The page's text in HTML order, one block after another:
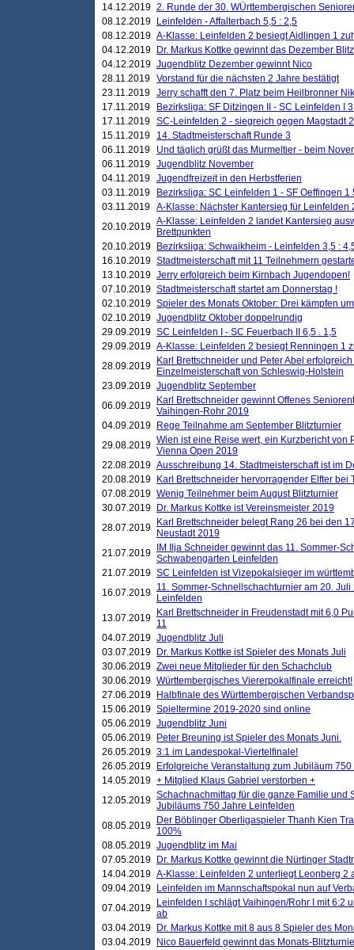
14.12.2019 2. Runde der 30. WÜrttembergischen
08.12.2019
Leinfelden - Affalterbach 5,5 : 2,5
08.12.2019 A-Klasse: Leinfelden 2 besiegt Aidlingen 1
04.12.2019
Dr. Markus Kottke gewinnt das Dezember
04.12.2019 Jugendblitz Dezember gewinnt Nico
28.11.2019 Vorstand für die nächsten 2 Jahre bestätigt
23.11.2019 Jerry schafft den 7. Platz beim Heilbronner
17.11.2019
Bezirksliga: SF Ditzingen II - SC Leinfelden I
17.11.2019 SC-Leinfelden 2 - siegreich gegen Magstadt 2
15.11.2019
14. Stadtmeisterschaft Runde 3
06.11.2019
Und täglich grüßt das Murmeltier - beim
06.11.2019 Jugendblitz November
04.11.2019 Jugendfreizeit in den Herbstferien
03.11.2019
Bezirksliga: SC Leinfelden 1 - SF Oeffingen 1
03.11.2019 A-Klasse: Nächster Kantersieg für Leinfelden
20.10.2019 A-Klasse: Leinfelden 2 landet Kantersieg
Brettpunkten
20.10.2019
Bezirksliga: Schwaikheim - Leinfelden 3,5 :
16.10.2019 Stadtmeisterschaft mit 11 Teilnehmern
13.10.2019 Jerry erfolgreich beim Kirnbach Jugendopen!
07.10.2019 Stadtmeisterschaft startet am Donnerstag !
02.10.2019 Spieler des Monats Oktober: Drei kämpfen
02.10.2019 Jugendblitz Oktober doppelrundig
29.09.2019 SC Leinfelden I - SC Feuerbach II 6,5 . 1,5
29.09.2019 A-Klasse: Leinfelden 2 besiegt Renningen 1
28.09.2019
Karl Brettschneider und Peter Abel
Einzelmeisterschaft von Schleswig-Holstein
23.09.2019 Jugendblitz September
06.09.2019
Karl Brettschneider gewinnt Offenes
Vaihingen-Rohr 2019
04.09.2019
Rege Teilnahme am September Blitzturnier
29.08.2019 Wien ist eine Reise wert, ein Kurzbericht von
Vienna Open 2019
22.08.2019 Ausschreibung 14. Stadtmeisterschaft ist im
20.08.2019
Karl Brettschneider hervorragender Elfter bei
07.08.2019 Wenig Teilnehmer beim August Blitzturnier
30.07.2019
Dr. Markus Kottke ist Vereinsmeister 2019
28.07.2019
Karl Brettschneider belegt Rang 26 bei den
Neustadt 2019
21.07.2019
IM Ilja Schneider gewinnt das 11. Sommer-
Schwabengarten Leinfelden
21.07.2019 SC Leinfelden ist Vizepokalsieger im
16.07.2019 11. Sommer-Schnellschachturnier am 20.
Leinfelden
13.07.2019
Karl Brettschneider in Freudenstadt mit 6,0
11
04.07.2019 Jugendblitz Juli
03.07.2019
Dr. Markus Kottke ist Spieler des Monats Juli
30.06.2019 Zwei neue Mitglieder für den Schachclub
30.06.2019 Württembergisches Viererpokalfinale erreicht!
27.06.2019
Halbfinale des Württembergischen
15.06.2019 Spieltermine 2019-2020 sind online
05.06.2019 Jugendblitz Juni
05.06.2019
Peter Breuning ist Spieler des Monats Juni.
26.05.2019 3:1 im Landespokal-Viertelfinale!
26.05.2019
Erfolgreiche Veranstaltung zum Jubiläum
14.05.2019 + Mitglied Klaus Gabriel verstorben +
12.05.2019 Schachnachmittag für die ganze Familie und
Jubiläums 750 Jahre Leinfelden
08.05.2019
Der Böblinger Oberligaspieler Thanh Kien
100%
08.05.2019 Jugendblitz im Mai
07.05.2019
Dr. Markus Kottke gewinnt die Nürtinger
14.04.2019 A-Klasse: Leinfelden 2 unterliegt Leonberg 2
09.04.2019
Leinfelden im Mannschaftspokal nun auf
07.04.2019
Leinfelden I schlägt Vaihingen/Rohr I mit 6:2
ab
03.04.2019
Dr. Markus Kottke mit 8 aus 8 Spieler des
03.04.2019
Nico Bauerfeld gewinnt das Monats-